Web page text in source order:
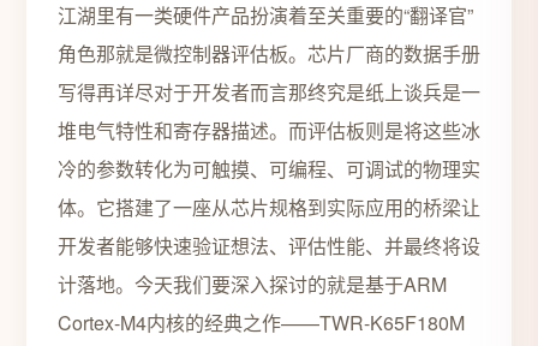
江湖里有一类硬件产品扮演着至关重要的“翻译官”
角色那就是微控制器评估板。芯片厂商的数据手册
写得再详尽对于开发者而言那终究是纸上谈兵是一
堆电气特性和寄存器描述。而评估板则是将这些冰
冷的参数转化为可触摸、可编程、可调试的物理实
体。它搭建了一座从芯片规格到实际应用的桥梁让
开发者能够快速验证想法、评估性能、并最终将设
计落地。今天我们要深入探讨的就是基于ARM
Cortex-M4内核的经典之作——TWR-K65F180M